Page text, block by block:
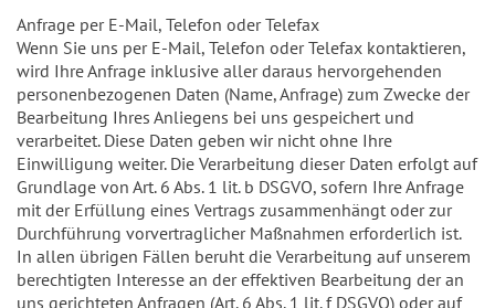
Anfrage per E-Mail, Telefon oder Telefax
Wenn Sie uns per E-Mail, Telefon oder Telefax kontaktieren,
wird Ihre Anfrage inklusive aller daraus hervorgehenden
personenbezogenen Daten (Name, Anfrage) zum Zwecke der
Bearbeitung Ihres Anliegens bei uns gespeichert und
verarbeitet. Diese Daten geben wir nicht ohne Ihre
Einwilligung weiter. Die Verarbeitung dieser Daten erfolgt auf
Grundlage von Art. 6 Abs. 1 lit. b DSGVO, sofern Ihre Anfrage
mit der Erfüllung eines Vertrags zusammenhängt oder zur
Durchführung vorvertraglicher Maßnahmen erforderlich ist.
In allen übrigen Fällen beruht die Verarbeitung auf unserem
berechtigten Interesse an der effektiven Bearbeitung der an
uns gerichteten Anfragen (Art. 6 Abs. 1 lit. f DSGVO) oder auf